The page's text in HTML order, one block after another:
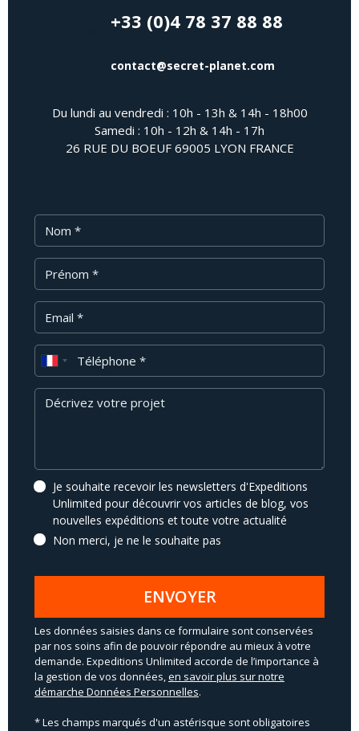
+33 (0)4 78 37 88 88
contact@secret-planet.com
Du lundi au vendredi : 10h - 13h & 14h - 18h00
Samedi : 10h - 12h & 14h - 17h
26 RUE DU BOEUF 69005 LYON FRANCE
Prénom
Téléphone
Message
Je souhaite recevoir les newsletters d'Expeditions
Unlimited pour découvrir vos articles de blog, vos
nouvelles expéditions et toute votre actualité
Non merci, je ne le souhaite pas
ENVOYER
Les données saisies dans ce formulaire sont conservées
par nos soins afin de pouvoir répondre au mieux à votre
demande. Expeditions Unlimited accorde de l’importance à
la gestion de vos données,en savoir plus sur notre
démarche Données Personnelles.
* Les champs marqués d'un astérisque sont obligatoires